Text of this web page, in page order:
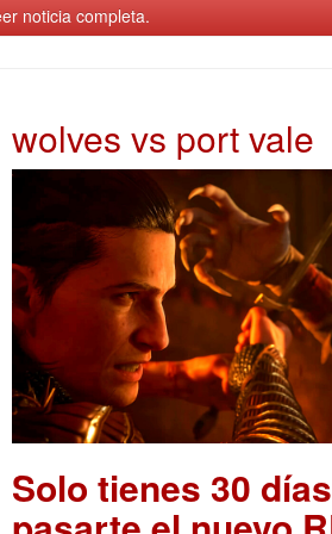
noticia completa.
wolves vs port vale
Solo tienes 30